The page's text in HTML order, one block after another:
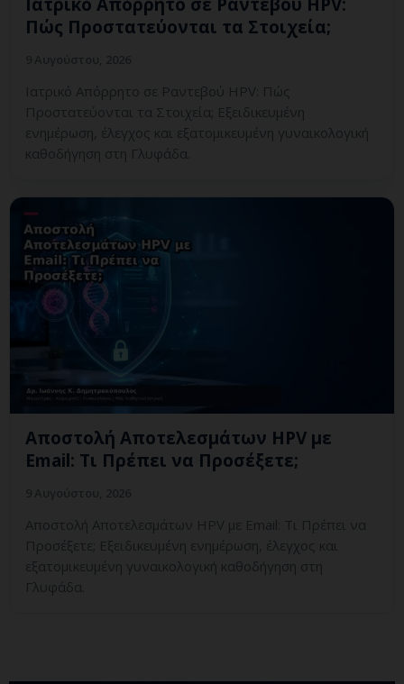
Πώς Προστατεύονται τα Στοιχεία;
Ιατρικό Απόρρητο σε Ραντεβού HPV: Πώς
Προστατεύονται τα Στοιχεία; Εξειδικευμένη
ενημέρωση, έλεγχος και εξατομικευμένη γυναικολογική
καθοδήγηση στη Γλυφάδα.
Αποστολή Αποτελεσμάτων HPV με
Email: Τι Πρέπει να Προσέξετε;
Αποστολή Αποτελεσμάτων HPV με Email: Τι Πρέπει να
Προσέξετε; Εξειδικευμένη ενημέρωση, έλεγχος και
εξατομικευμένη γυναικολογική καθοδήγηση στη
Γλυφάδα.